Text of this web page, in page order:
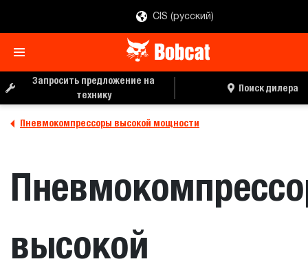
CIS (русский)
Запросить предложение на
технику
Поиск дилера
Пневмокомпрессоры высокой мощности
высокой
ПОИСК ДИЛЕРА